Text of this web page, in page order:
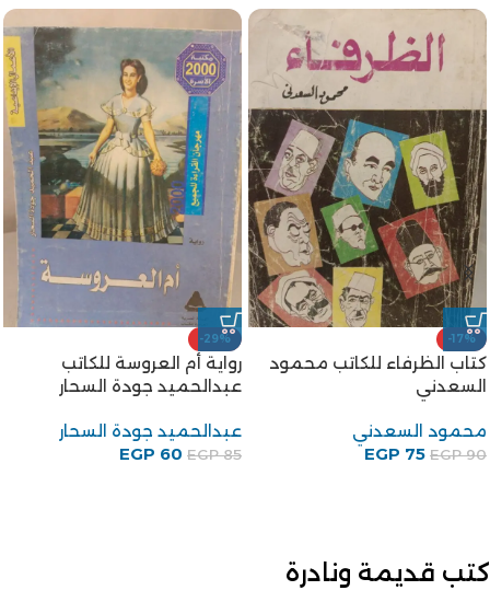
-17%
كتاب الظرفاء للكاتب محمود
السعدني
محمود السعدني
EGP90
EGP 75
-29%
رواية أم العروسة للكاتب
عبدالحميد جودة السحار
عبدالحميد جودة السحار
EGP85
EGP 60
كتب قديمة ونادرة